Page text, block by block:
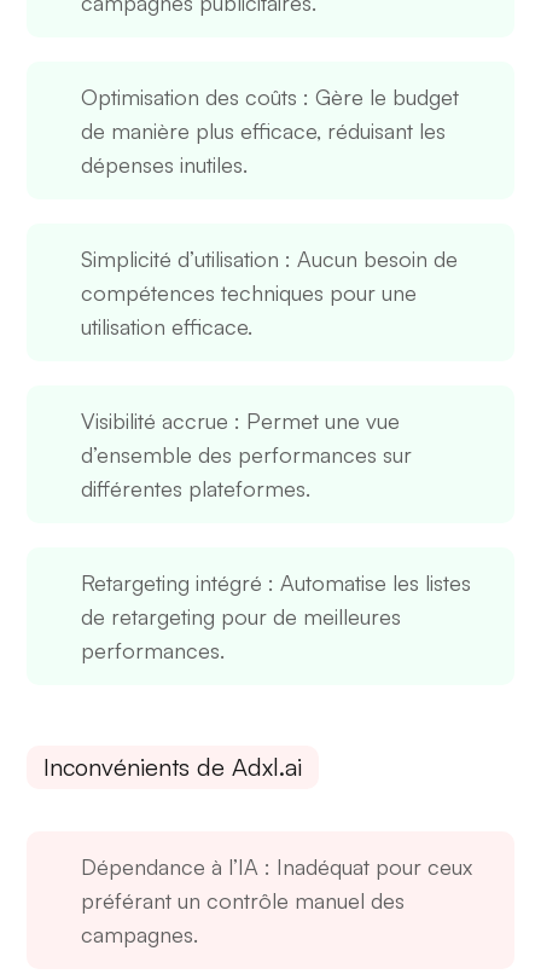
Optimisation des coûts : Gère le budget
de manière plus efficace, réduisant les
dépenses inutiles.
Simplicité d’utilisation : Aucun besoin de
compétences techniques pour une
utilisation efficace.
Visibilité accrue : Permet une vue
d’ensemble des performances sur
différentes plateformes.
Retargeting intégré : Automatise les listes
de retargeting pour de meilleures
performances.
Inconvénients de Adxl.ai
Dépendance à l’IA : Inadéquat pour ceux
préférant un contrôle manuel des
campagnes.